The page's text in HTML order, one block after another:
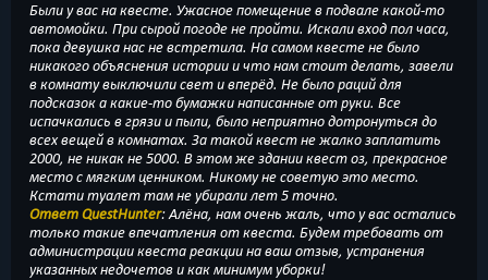
Были у вас на квесте. Ужасное помещение в подвале какой-то
автомойки. При сырой погоде не пройти. Искали вход пол часа,
пока девушка нас не встретила. На самом квесте не было
никакого объяснения истории и что нам стоит делать, завели
в комнату выключили свет и вперёд. Не было раций для
подсказок а какие-то бумажки написанные от руки. Все
испачкались в грязи и пыли, было неприятно дотронуться до
всех вещей в комнатах. За такой квест не жалко заплатить
2000, не никак не 5000. В этом же здании квест оз, прекрасное
место с мягким ценником. Никому не советую это место.
Кстати туалет там не убирали лет 5 точно.
Ответ QuestHunter: Алёна, нам очень жаль, что у вас остались
только такие впечатления от квеста. Будем требовать от
администрации квеста реакции на ваш отзыв, устранения
указанных недочетов и как минимум уборки!